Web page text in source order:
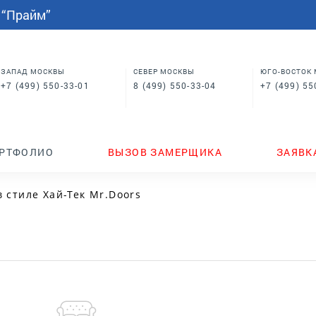
ЗАПАД МОСКВЫ
+7 (499) 550-33-01
СЕВЕР МОСКВЫ
8 (499) 550-33-04
ЮГО-ВОСТОК
+7 (499)
ВЫЗОВ ЗАМЕРЩИКА
Шкафы купе в спальню
Кровати для спальни
Столы
стиле Хай-Тек Mr.Doors